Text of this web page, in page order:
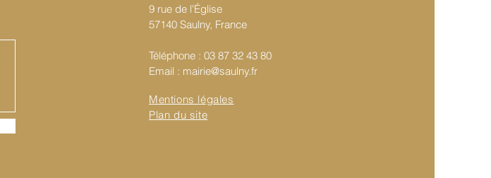
9 rue de l'Église
57140 Saulny, France
Téléphone : 03 87 32 43 80
Email : mairie@saulny.fr
Mentions légales
Plan du site